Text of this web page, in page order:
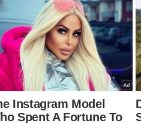
Teresa tiba di Ibu Pejabat
(PDRM) itu jam 9.42 pagi
bersama peguam,
Ramkarpal Singh pada
Teresa dilihat keluar dari
pagi, sebelum
kawasan parkir di